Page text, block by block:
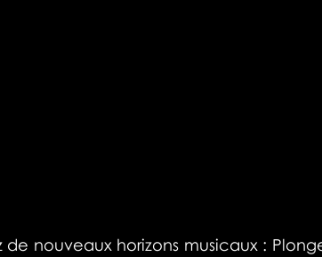
de nouveaux horizons musicaux :